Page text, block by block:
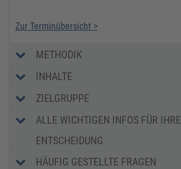
Zur Terminübersicht >
METHODIK
INHALTE
ZIELGRUPPE
ALLE WICHTIGEN INFOS FÜR IHRE
ENTSCHEIDUNG
HÄUFIG GESTELLTE FRAGEN